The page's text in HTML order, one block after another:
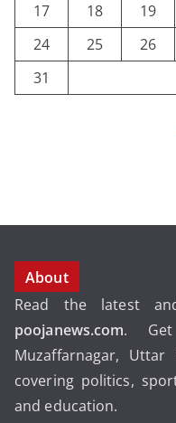
17
18 19
24
25 26
31
About
Read the latest
poojanews.com.
Muzaffarnagar,
covering politics,
and education.